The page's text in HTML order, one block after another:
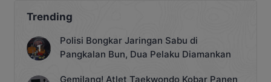
Trending
Polisi Bongkar Jaringan Sabu di
Pangkalan Bun, Dua Pelaku Diamankan
Gemilang! Atlet Taekwondo Kobar Panen